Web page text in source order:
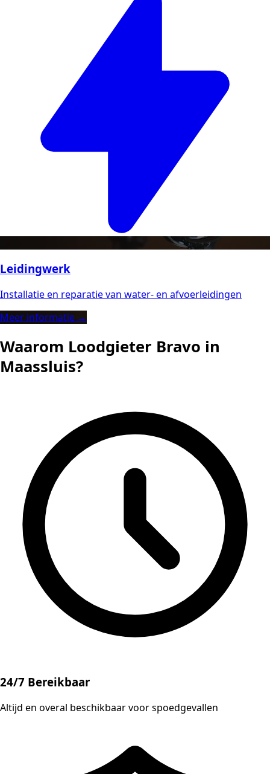
Leidingwerk
Installatie en reparatie van water- en afvoerleidingen
Meer informatie →
Waarom Loodgieter Bravo in
Maassluis?
24/7 Bereikbaar
Altijd en overal beschikbaar voor spoedgevallen